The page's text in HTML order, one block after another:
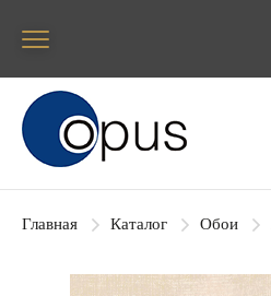
Блок поиска
Главная Каталог Обои